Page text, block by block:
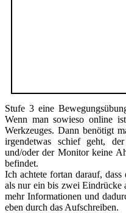
Stufe 3 eine
Wenn man sowieso online
Werkzeuges. Dann benötigt
irgendetwas schief geht,
und/oder der Monitor keine
befindet.
Ich achtete fortan darauf,
als nur ein bis zwei Eindrücke
mehr Informationen und
eben durch das Aufschreiben.